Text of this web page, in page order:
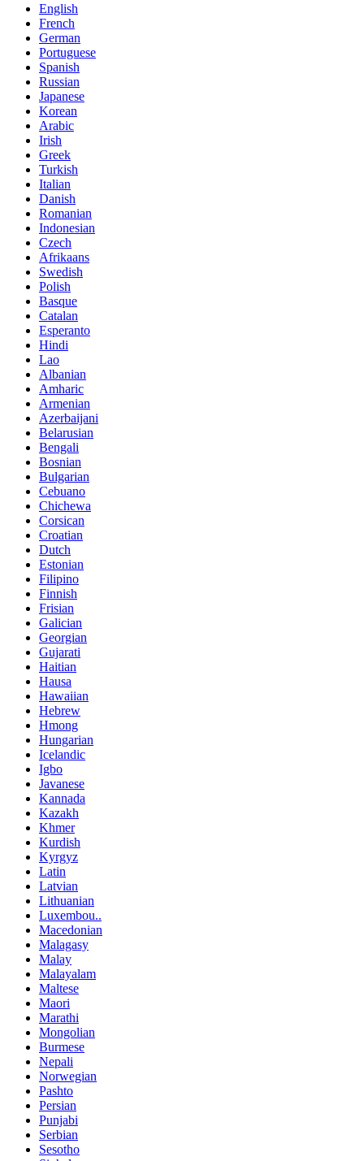
English
French
German
Portuguese
Spanish
Russian
Japanese
Korean
Arabic
Irish
Greek
Turkish
Italian
Danish
Romanian
Indonesian
Czech
Afrikaans
Swedish
Polish
Basque
Catalan
Esperanto
Hindi
Lao
Albanian
Amharic
Armenian
Azerbaijani
Belarusian
Bengali
Bosnian
Bulgarian
Cebuano
Chichewa
Corsican
Croatian
Dutch
Estonian
Filipino
Finnish
Frisian
Galician
Georgian
Gujarati
Haitian
Hausa
Hawaiian
Hebrew
Hmong
Hungarian
Icelandic
Igbo
Javanese
Kannada
Kazakh
Khmer
Kurdish
Kyrgyz
Latin
Latvian
Lithuanian
Luxembou..
Macedonian
Malagasy
Malay
Malayalam
Maltese
Maori
Marathi
Mongolian
Burmese
Nepali
Norwegian
Pashto
Persian
Punjabi
Serbian
Sesotho